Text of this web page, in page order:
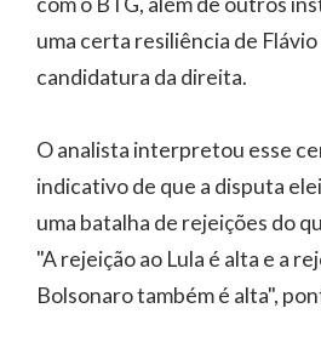
uma certa resiliência de
candidatura da direita.
O analista interpretou esse
indicativo de que a disputa
uma batalha de rejeições do
"A rejeição ao Lula é alta e a
Bolsonaro também é alta",